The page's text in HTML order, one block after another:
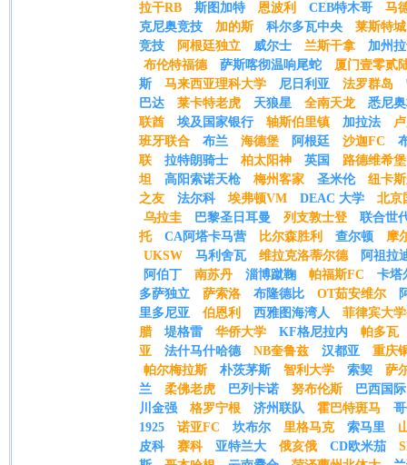
拉干RB
斯图加特 恩波利 CEB特木哥
马
克尼奥竞技
加的斯 科尔多瓦中央
莱斯特城
竞技
阿根廷独立 威尔士 兰斯干拿
加州
布伦特福德
萨斯喀彻温响尾蛇
厦门壹零贰
斯
马来西亚理科大学 尼日利亚 法罗群岛
巴达
莱卡特老虎 天狼星 全南天龙
悉尼
联酋
埃及国家银行 轴斯伯里镇 加拉法
班牙联合
布兰 海德堡 阿根廷 沙迦FC
联
拉特朗骑士 柏太阳神 英国
路德维希堡
坦
高阳索诺天枪 梅州客家 圣米伦
纽卡
之友
法尔科 埃弗顿VM DEAC 大学
北京
乌拉圭
巴黎圣日耳曼 列支敦士登
联合世
托
CA阿塔卡马营 比尔森胜利 查尔顿
摩
UKSW
马利舍瓦 维拉克洛蒂尔德
阿祖拉
阿伯丁
南苏丹 淄博蹴鞠 帕福斯FC
卡塔
多萨独立
萨索洛 布隆德比 OT茹安维尔
里多尼亚
伯恩利 西雅图海湾人
菲律宾大
腊
堤格雷 华侨大学 KF格尼拉内
帕多瓦
亚
法什马什哈德 NB奎鲁兹 汉都亚
重庆
帕尔梅拉斯
朴茨茅斯 智利大学 索契
萨
兰
柔佛老虎 巴列卡诺 努布伦斯
巴西国际
川金强
格罗宁根 济州联队 霍巴特斑马
1925
诺亚FC 坎布尔 里格马克 索马里
皮科
赛科 亚特兰大 俄亥俄 CD欧米茄